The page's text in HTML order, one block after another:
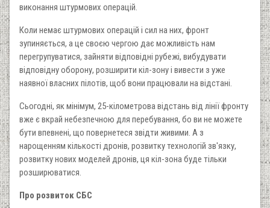
виконання штурмових операцій.
Коли немає штурмових операцій і сил на них, фронт
зупиняється, а це своєю чергою дає можливість нам
перегрупуватися, зайняти відповідні рубежі, вибудувати
відповідну оборону, розширити кіл-зону і вивести з уже
наявної власних пілотів, щоб вони працювали на відстані.
Сьогодні, як мінімум, 25-кілометрова відстань від лінії фронту
вже є вкрай небезпечною для перебування, бо ви не можете
бути впевнені, що повернетеся звідти живими. А з
нарощенням кількості дронів, розвитку технологій зв'язку,
розвитку нових моделей дронів, ця кіл-зона буде тільки
розширюватися.
Про розвиток СБС